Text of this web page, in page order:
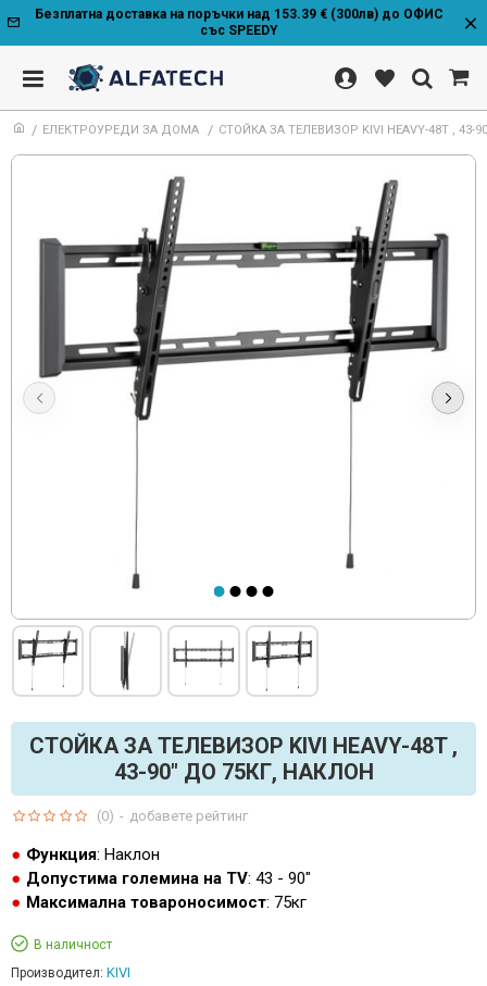
Безплатна доставка на поръчки над 153.39 € (300лв) до ОФИС
със SPEEDY
ЕЛЕКТРОУРЕДИ ЗА ДОМА СТОЙКА ЗА ТЕЛЕВИЗОР KIVI HEAVY-48T , 43-
СТОЙКА ЗА ТЕЛЕВИЗОР KIVI HEAVY-48T ,
43-90" ДО 75КГ, НАКЛОН
Функция: Наклон
Допустима големина на TV: 43 - 90"
Максимална товароносимост: 75кг
В наличност
Производител: KIVI
(0) - добавете рейтинг